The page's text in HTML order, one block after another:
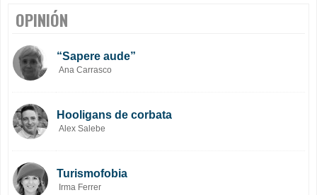
OPINIÓN
“Sapere aude”
Ana Carrasco
Hooligans de corbata
Alex Salebe
Turismofobia
Irma Ferrer